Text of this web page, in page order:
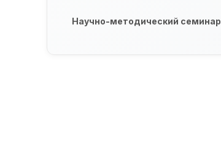
Научно-методический семинар